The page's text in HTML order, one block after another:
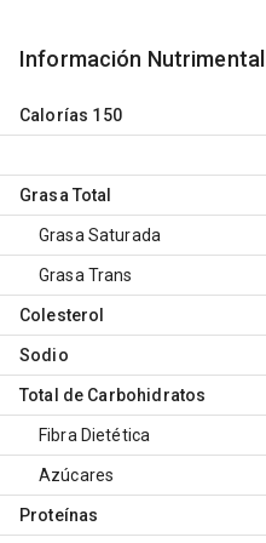
Información Nutrimental
Calorías 150
Grasa Total
Grasa Saturada
Grasa Trans
Colesterol
Sodio
Total de Carbohidratos
Fibra Dietética
Azúcares
Proteínas